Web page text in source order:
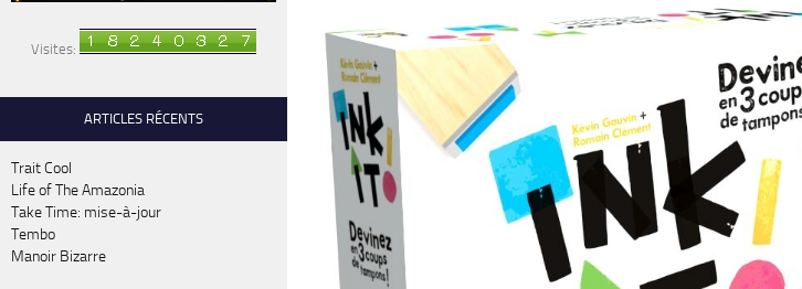
Visites:
ARTICLES RÉCENTS
Trait Cool
Life of The Amazonia
Take Time: mise-à-jour
Tembo
Manoir Bizarre